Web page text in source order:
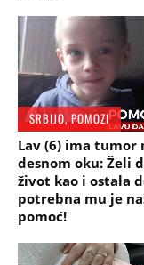
SRBIJO, POMOZI
Lav (6) ima tumor
desnom oku: Želi
život kao i ostala
potrebna mu je
pomoć!